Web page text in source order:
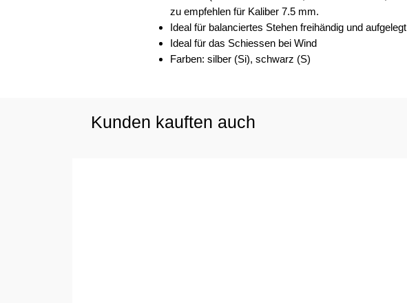
zu empfehlen für Kaliber 7.5 mm.
Ideal für balanciertes Stehen freihändig und aufgelegt
Ideal für das Schiessen bei Wind
Farben: silber (Si), schwarz (S)
Kunden kauften auch